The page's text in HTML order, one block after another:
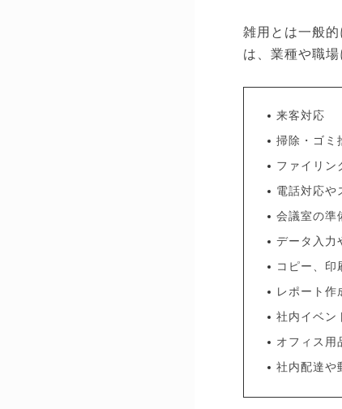
雑用とは一般
は、業種や職
来客対応
掃除・ゴミ
ファイリン
電話対応や
会議室の準
データ入力
コピー、印
レポート作
社内イベン
オフィス用
社内配達や